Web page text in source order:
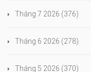
Tháng 7 2026 (376)
Tháng 6 2026 (278)
Tháng 5 2026 (370)